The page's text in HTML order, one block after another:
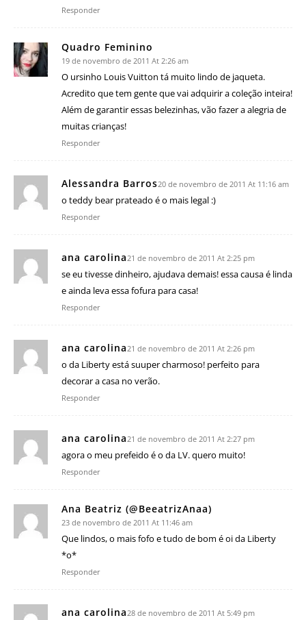
Responder
Quadro Feminino
19 de novembro de 2011 At 2:26 am
O ursinho Louis Vuitton tá muito lindo de jaqueta.
Acredito que tem gente que vai adquirir a coleção inteira!
Além de garantir essas belezinhas, vão fazer a alegria de
muitas crianças!
Responder
Alessandra Barros20 de novembro de 2011 At 11:16 am
o teddy bear prateado é o mais legal :)
Responder
ana carolina 21 de novembro de 2011 At 2:25 pm
se eu tivesse dinheiro, ajudava demais! essa causa é linda
e ainda leva essa fofura para casa!
Responder
ana carolina 21 de novembro de 2011 At 2:26 pm
o da Liberty está suuper charmoso! perfeito para
decorar a casa no verão.
Responder
ana carolina 21 de novembro de 2011 At 2:27 pm
agora o meu prefeido é o da LV. quero muito!
Responder
Ana Beatriz (@BeeatrizAnaa)
23 de novembro de 2011 At 11:46 am
Que lindos, o mais fofo e tudo de bom é oi da Liberty
*o*
Responder
ana carolina 28 de novembro de 2011 At 5:49 pm